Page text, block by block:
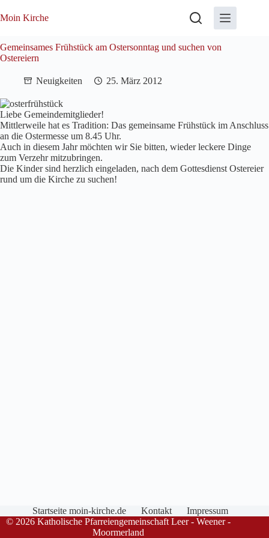
Inhalt
Moin Kirche
Gemeinsames Frühstück am Ostersonntag und suchen von
Ostereiern
Neuigkeiten 25. März 2012
Liebe Gemeindemitglieder!
Mittlerweile hat es Tradition: Das gemeinsame Frühstück im Anschluss
an die Ostermesse um 8.45 Uhr.
Auch in diesem Jahr möchten wir Sie bitten, wieder leckere Dinge
zum Verzehr mitzubringen.
Die Kinder sind herzlich eingeladen, nach dem Gottesdienst Ostereier
rund um die Kirche zu suchen!
Startseite moin-kirche.de Kontakt
Impressum
© 2026 Katholische Pfarreiengemeinschaft Leer - Weener -
Moormerland